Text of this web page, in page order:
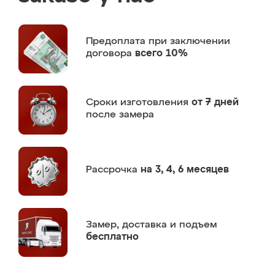
Предоплата при заключении
договора всего 10%
Сроки изготовления от 7 дней
после замера
Рассрочка на 3, 4, 6 месяцев
Замер, доставка и подъем
бесплатно